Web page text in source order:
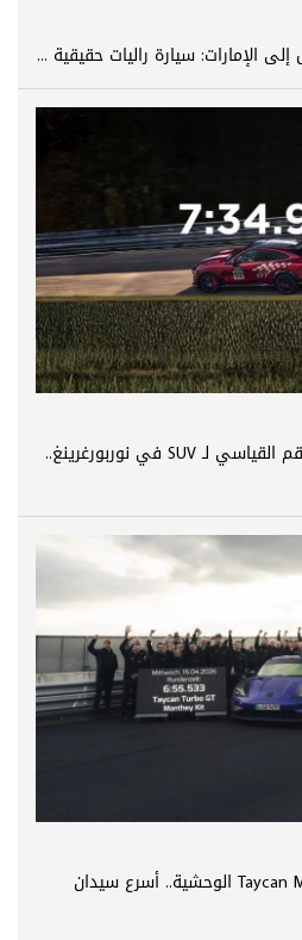
Xiaomi YU7 GT تحطّم الرقم القياسي لـ SUV في نوربورغرينغ..
بورشه تطلق Taycan Manthey Kit الوحشية.. أسرع سيدان